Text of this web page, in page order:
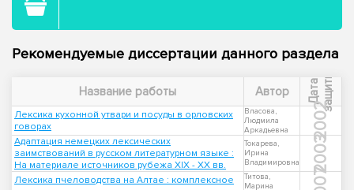
Рекомендуемые диссертации данного раздела
Название работы Автор Д
а
т
а
з
а
щ
и
ты
Лексика кухонной утвари и посуды в орловских
говорах
Власова,
Людмила
Аркадьевна
2002
Адаптация немецких лексических
заимствований в русском литературном языке :
На материале источников рубежа XIX - XX вв.
Токарева,
Ирина
Владимировна
2003
Лексика пчеловодства на Алтае : комплексное
Титова,
Марина